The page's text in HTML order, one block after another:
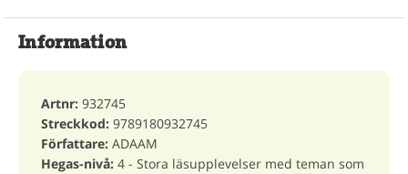
Information
Artnr: 932745
Streckkod: 9789180932745
Författare: ADAAM
Hegas-nivå: 4 - Stora läsupplevelser med teman som